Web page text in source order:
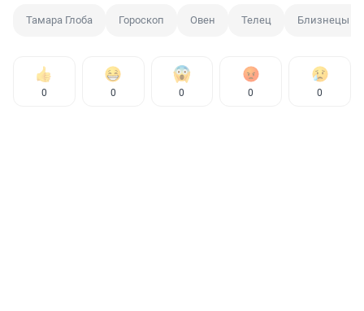
Тамара Глоба Гороскоп Овен Телец Близнецы
0 0 0 0 0